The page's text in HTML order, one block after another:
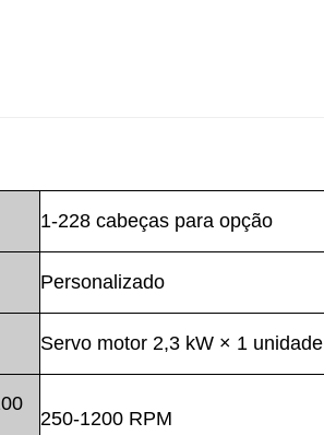
1-228 cabeças para opção
Personalizado
Servo motor 2,3 kW × 1 unidade
250-1200 RPM